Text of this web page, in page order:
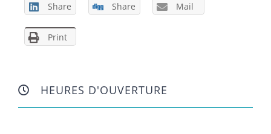
Share Share Mail
Print
HEURES D'OUVERTURE